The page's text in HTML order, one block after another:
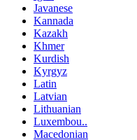
Javanese
Kannada
Kazakh
Khmer
Kurdish
Kyrgyz
Latin
Latvian
Lithuanian
Luxembou..
Macedonian